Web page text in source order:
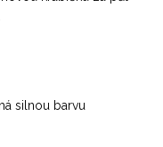
silnou barvu